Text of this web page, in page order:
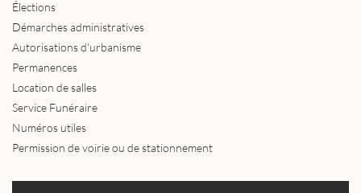
Élections
Démarches administratives
Autorisations d'urbanisme
Permanences
Location de salles
Service Funéraire
Numéros utiles
Permission de voirie ou de stationnement